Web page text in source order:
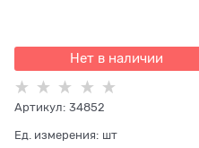
Нет в наличии
Артикул: 34852
Ед. измерения: шт